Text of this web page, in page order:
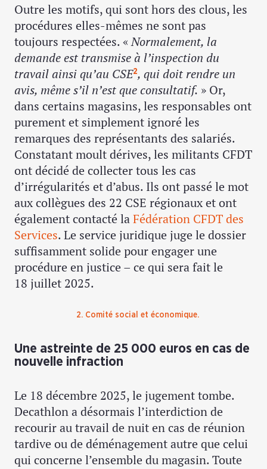
2. Comité social et économique.
Outre les motifs, qui sont hors des clous, les
procédures elles-mêmes ne sont pas
toujours respectées. «Normalement, la
demande est transmise à l’inspection du
travail ainsi qu’au CSE2, qui doit rendre un
avis, même s’il n’est que consultatif. » Or,
dans certains magasins, les responsables ont
purement et simplement ignoré les
remarques des représentants des salariés.
Constatant moult dérives, les militants CFDT
ont décidé de collecter tous les cas
d’irrégularités et d’abus. Ils ont passé le mot
aux collègues des 22 CSE régionaux et ont
également contacté laFédération CFDT des
Services. Le service juridique juge le dossier
suffisamment solide pour engager une
procédure en justice – ce qui sera fait le
18 juillet 2025.
Une astreinte de 25 000 euros en cas de
nouvelle infraction
Le 18 décembre 2025, le jugement tombe.
Decathlon a désormais l’interdiction de
recourir au travail de nuit en cas de réunion
tardive ou de déménagement autre que celui
qui concerne l’ensemble du magasin. Toute